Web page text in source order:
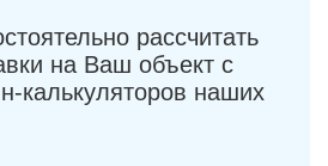
рассчитать
на Ваш объект с
калькуляторов наших